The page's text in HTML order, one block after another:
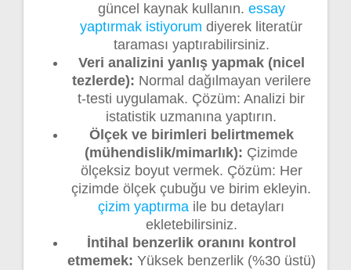
güncel kaynak kullanın. essay
yaptırmak istiyorum diyerek literatür
taraması yaptırabilirsiniz.
Veri analizini yanlış yapmak (nicel
tezlerde): Normal dağılmayan verilere
t-testi uygulamak. Çözüm: Analizi bir
istatistik uzmanına yaptırın.
Ölçek ve birimleri belirtmemek
(mühendislik/mimarlık): Çizimde
ölçeksiz boyut vermek. Çözüm: Her
çizimde ölçek çubuğu ve birim ekleyin.
çizim yaptırma ile bu detayları
ekletebilirsiniz.
İntihal benzerlik oranını kontrol
etmemek: Yüksek benzerlik (%30 üstü)